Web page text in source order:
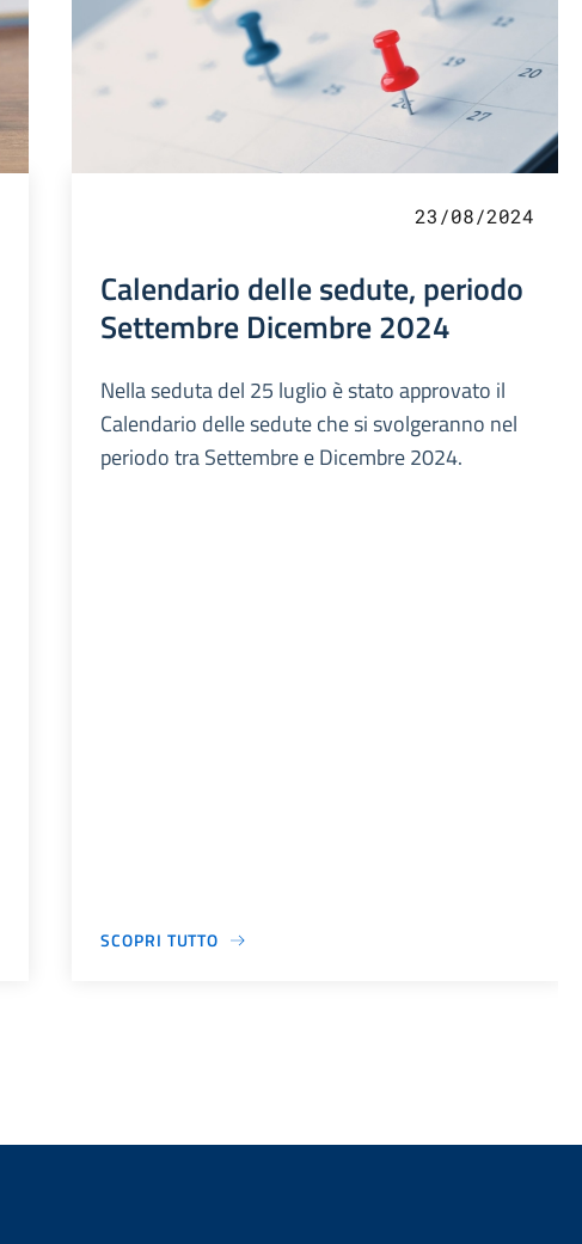
23/08/2024
Calendario delle sedute, periodo
Settembre Dicembre 2024
Nella seduta del 25 luglio è stato approvato il
Calendario delle sedute che si svolgeranno nel
periodo tra Settembre e Dicembre 2024.
SCOPRI TUTTO